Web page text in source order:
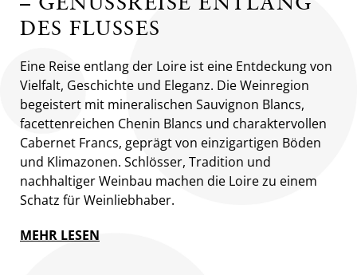
DES FLUSSES
Eine Reise entlang der Loire ist eine Entdeckung von
Vielfalt, Geschichte und Eleganz. Die Weinregion
begeistert mit mineralischen Sauvignon Blancs,
facettenreichen Chenin Blancs und charaktervollen
Cabernet Francs, geprägt von einzigartigen Böden
und Klimazonen. Schlösser, Tradition und
nachhaltiger Weinbau machen die Loire zu einem
Schatz für Weinliebhaber.
MEHR LESEN